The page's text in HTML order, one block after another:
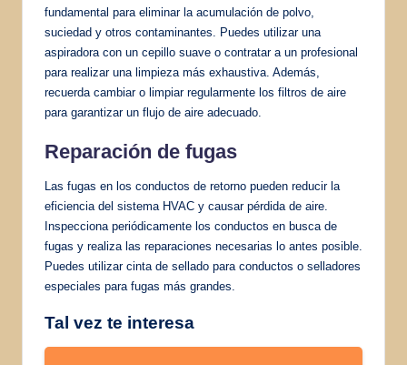
fundamental para eliminar la acumulación de polvo,
suciedad y otros contaminantes. Puedes utilizar una
aspiradora con un cepillo suave o contratar a un profesional
para realizar una limpieza más exhaustiva. Además,
recuerda cambiar o limpiar regularmente los filtros de aire
para garantizar un flujo de aire adecuado.
Reparación de fugas
Las fugas en los conductos de retorno pueden reducir la
eficiencia del sistema HVAC y causar pérdida de aire.
Inspecciona periódicamente los conductos en busca de
fugas y realiza las reparaciones necesarias lo antes posible.
Puedes utilizar cinta de sellado para conductos o selladores
especiales para fugas más grandes.
Tal vez te interesa